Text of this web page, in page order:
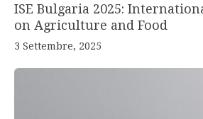
ISE Bulgaria 2025:
on Agriculture and Food
3 Settembre, 2025